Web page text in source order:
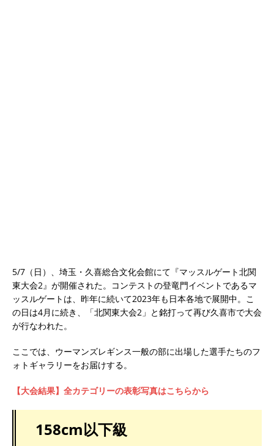
5/7（日）、埼玉・久喜総合文化会館にて『マッスルゲート北関
東大会2』が開催された。コンテストの登竜門イベントであるマ
ッスルゲートは、昨年に続いて2023年も日本各地で展開中。こ
の日は4月に続き、「北関東大会2」と銘打って再び久喜市で大会
が行なわれた。
ここでは、ウーマンズレギンス一般の部に出場した選手たちのフ
ォトギャラリーをお届けする。
【大会結果】全カテゴリーの表彰写真はこちらから
158cm以下級